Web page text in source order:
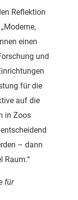
Reflektion
einen
und
für die
auf die
in Zoos
– dann
Raum.“
für